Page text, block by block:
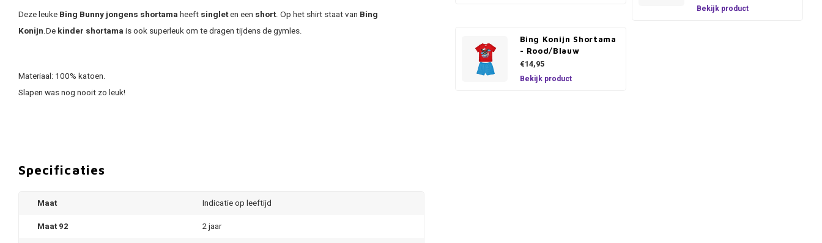
Deze leuke Bing Bunny jongens shortama heeft singleten een short. Op het shirt staat van Bing
Konijn.De kinder shortama is ook superleuk om te dragen tijdens de gymles.
Materiaal: 100% katoen.
Slapen was nog nooit zo leuk!
Specificaties
Maat
Indicatie op leeftijd
Maat 92
2 jaar
Bekijk product
Bing Konijn Shortama
- Rood/Blauw
€14,95
Bekijk product